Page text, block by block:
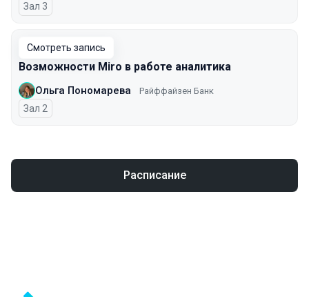
Зал 3
Смотреть запись
Возможности Miro в работе аналитика
Ольга Пономарева Райффайзен Банк
Зал 2
Расписание